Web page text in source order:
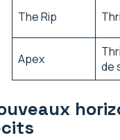
The Rip
Apex
de